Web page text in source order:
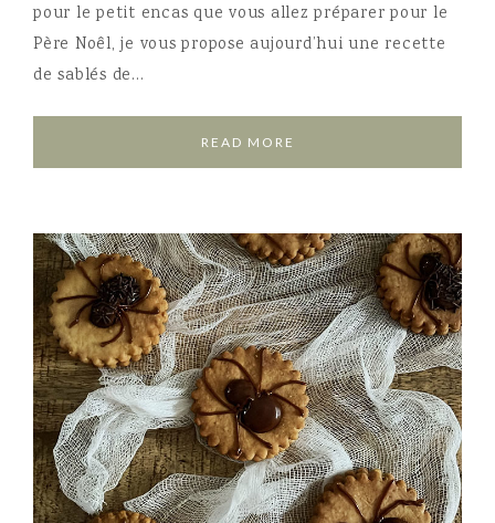
pour le petit encas que vous allez préparer pour le
Père Noêl, je vous propose aujourd’hui une recette
de sablés de…
READ MORE